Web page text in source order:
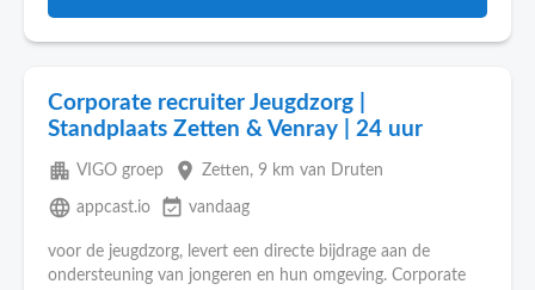
Corporate recruiter Jeugdzorg |
Standplaats Zetten & Venray | 24 uur
apartment VIGO groep place Zetten, 9 km van Druten
language appcast.io event_available vandaag
voor de jeugdzorg, levert een directe bijdrage aan de
ondersteuning van jongeren en hun omgeving. Corporate